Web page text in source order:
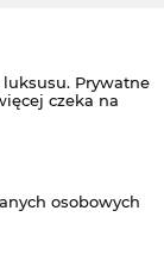
Prywatne
czeka na
osobowych